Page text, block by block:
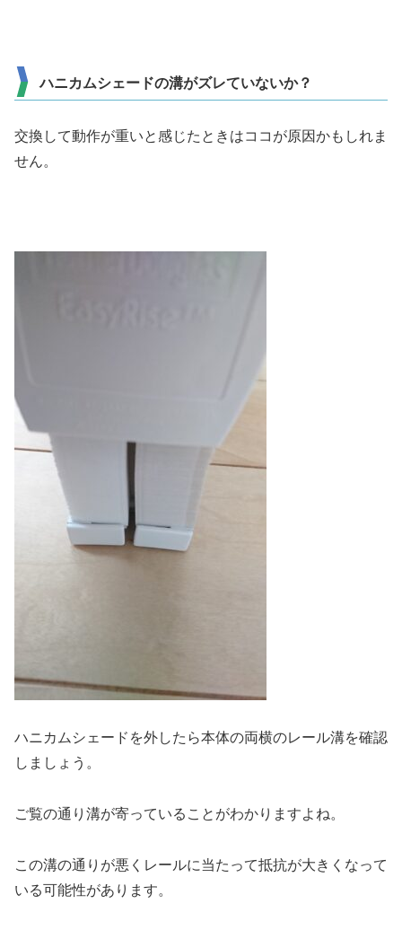
ハニカムシェードの溝がズレていないか？
交換して動作が重いと感じたときはココが原因かもしれま
せん。
ハニカムシェードを外したら本体の両横のレール溝を確認
しましょう。
ご覧の通り溝が寄っていることがわかりますよね。
この溝の通りが悪くレールに当たって抵抗が大きくなって
いる可能性があります。